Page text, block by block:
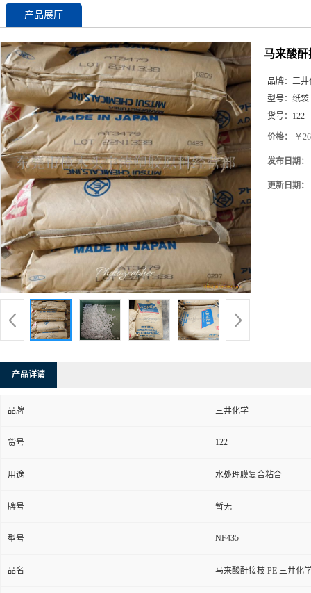
产品展厅
马来酸
品牌： 三井
型号： 纸袋
货号： 122
价格： ￥
发布日期：
更新日期：
产品详请
品牌 三井化学
货号 122
用途 水处理膜复合粘合
牌号 暂无
型号 NF435
品名 马来酸酐接枝 PE 三井化